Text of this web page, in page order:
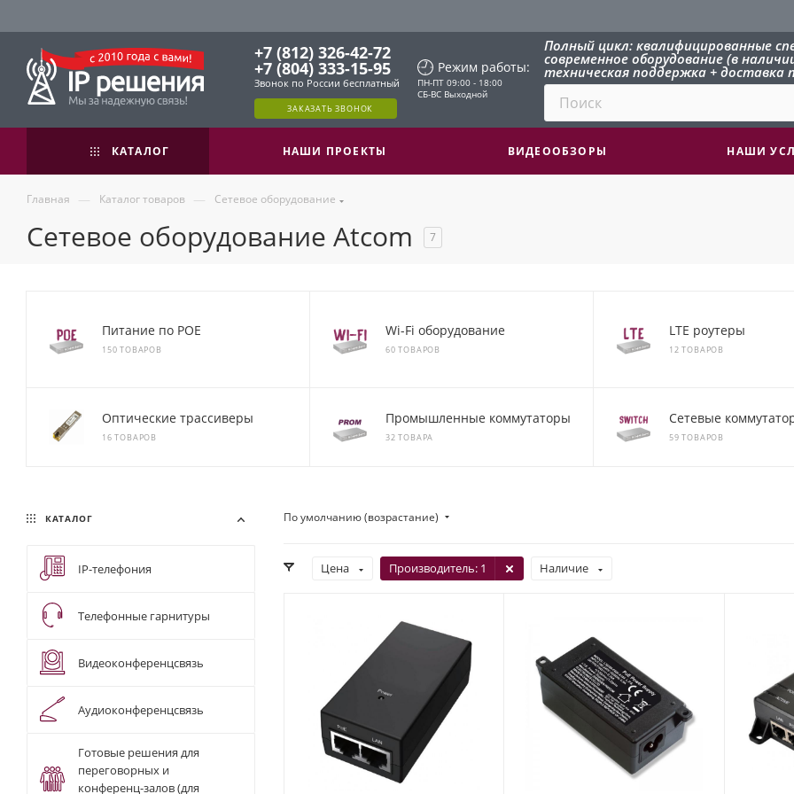
+7 (812) 326-42-72
+7 (804) 333-15-95
Звонок по России бесплатный
ЗАКАЗАТЬ ЗВОНОК
Режим работы:
ПН-ПТ 09:00 - 18:00
СБ-ВС Выходной
Полный цикл: квалифицированные
современное оборудование (в
техническая поддержка + доставка
КАТАЛОГ НАШИ ПРОЕКТЫ ВИДЕООБЗОРЫ НАШИ
Главная — Каталог товаров — Сетевое оборудование
Сетевое оборудование Atcom 7
Питание по POE
150 ТОВАРОВ
Wi-Fi оборудование
60 ТОВАРОВ
LTE роутеры
12 ТОВАРОВ
Оптические трассиверы
16 ТОВАРОВ
Промышленные коммутаторы
32 ТОВАРА
Сетевые
59 ТОВАРОВ
По умолчанию (возрастание)
Цена Производитель: 1 Наличие
КАТАЛОГ
IP-телефония
Телефонные гарнитуры
Видеоконференцсвязь
Аудиоконференцсвязь
Готовые решения для
переговорных и
конференц-залов (для